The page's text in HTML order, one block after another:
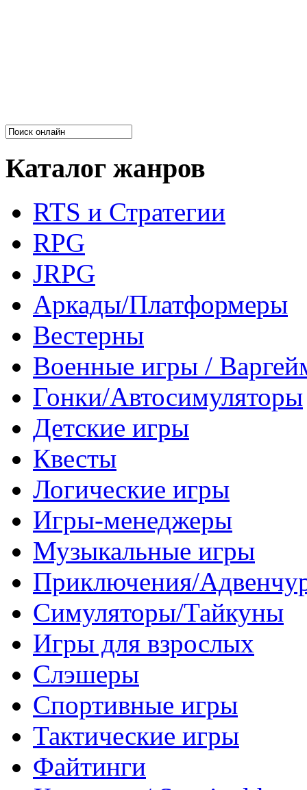
Каталог жанров
RTS и Стратегии
RPG
JRPG
Аркады/Платформеры
Вестерны
Военные игры /
Гонки/Автосимуляторы
Детские игры
Квесты
Логические игры
Игры-менеджеры
Музыкальные игры
Приключения/
Симуляторы/Тайкуны
Игры для взрослых
Слэшеры
Спортивные игры
Тактические игры
Файтинги